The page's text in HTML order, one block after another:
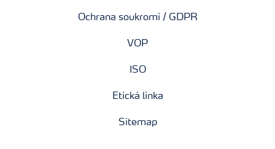
Ochrana soukromí / GDPR
VOP
ISO
Etická linka
Sitemap